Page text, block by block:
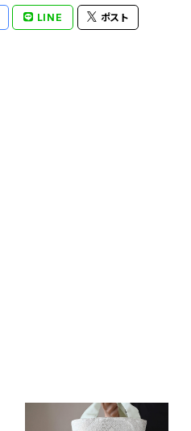
LINE ポスト